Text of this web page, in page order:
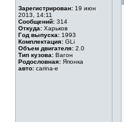
Зарегистрирован: 19 июн
2013, 14:11
Сообщений: 314
Откуда: Харьков
Год выпуска: 1993
Комплектация: GLi
Объем двигателя: 2.0
Тип кузова: Вагон
Родословная: Японка
авто: carina-e